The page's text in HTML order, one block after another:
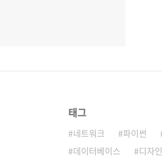
태그
네트워크 파이썬
데이터베이스
디자인